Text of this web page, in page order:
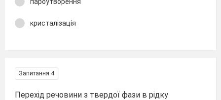
кристалізація
Запитання 4
Перехід речовини з твердої фази в рідку